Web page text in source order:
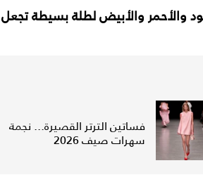
والأحمر والأبيض لطلة بسيطة تجعل
فساتين الترتر القصيرة... نجمة
سهرات صيف 2026